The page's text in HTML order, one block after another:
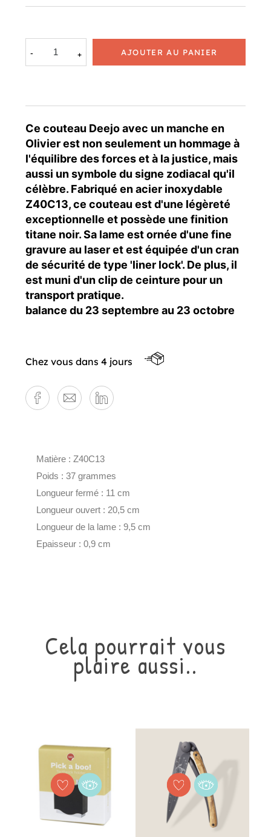
AJOUTER AU PANIER
Ce couteau Deejo avec un manche en
Olivier est non seulement un hommage à
l'équilibre des forces et à la justice, mais
aussi un symbole du signe zodiacal qu'il
célèbre. Fabriqué en acier inoxydable
Z40C13, ce couteau est d'une légèreté
exceptionnelle et possède une finition
titane noir. Sa lame est ornée d'une fine
gravure au laser et est équipée d'un cran
de sécurité de type 'liner lock'. De plus, il
est muni d'un clip de ceinture pour un
transport pratique.
balance du 23 septembre au 23 octobre
Chez vous dans 4 jours
Matière : Z40C13
Poids : 37 grammes
Longueur fermé : 11 cm
Longueur ouvert : 20,5 cm
Longueur de la lame : 9,5 cm
Epaisseur : 0,9 cm
Cela pourrait vous
plaire aussi..